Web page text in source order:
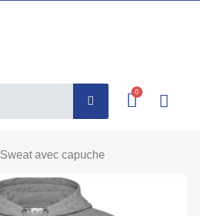
Sweat avec capuche